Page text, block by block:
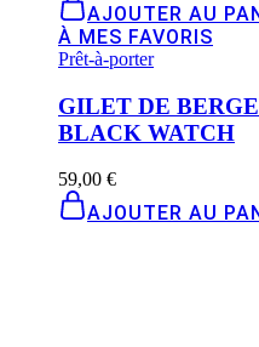
AJOUTER AU
À MES FAVORIS
Prêt-à-porter
GILET DE
BLACK WATCH
59,00 €
AJOUTER AU